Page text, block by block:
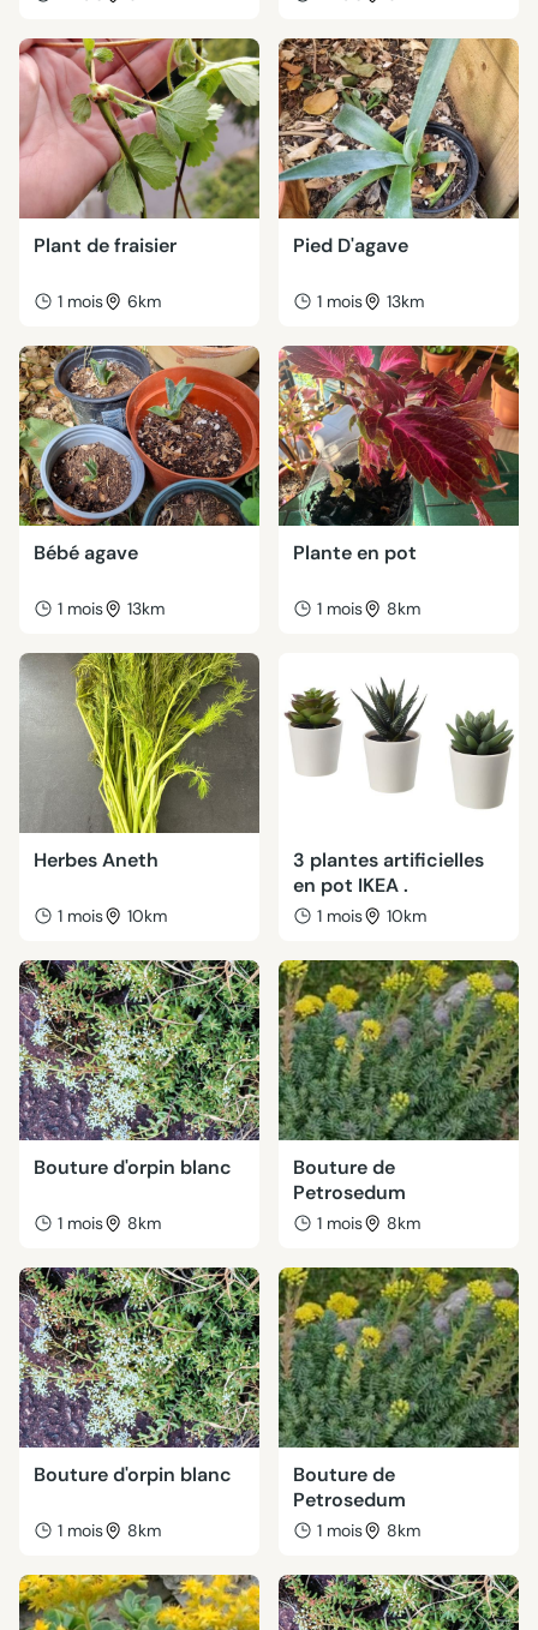
Plant de fraisier
1 mois 6km
Pied D'agave
1 mois 13km
Bébé agave
1 mois 13km
Plante en pot
1 mois 8km
Herbes Aneth
1 mois 10km
3 plantes artificielles
en pot IKEA .
1 mois 10km
Bouture d'orpin blanc
1 mois 8km
Bouture de
Petrosedum
1 mois 8km
Bouture d'orpin blanc
1 mois 8km
Bouture de
Petrosedum
1 mois 8km